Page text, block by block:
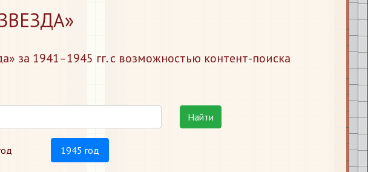
за 1941–1945 гг. с возможностью контент-поиска
Найти
1945 год